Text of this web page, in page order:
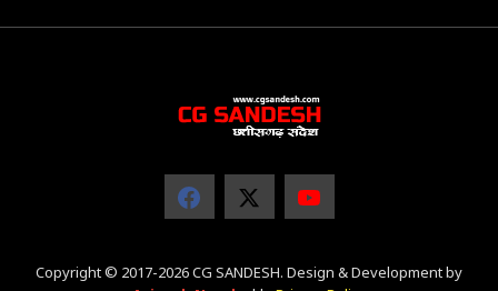
Copyright © 2017-2026 CG SANDESH. Design & Development by